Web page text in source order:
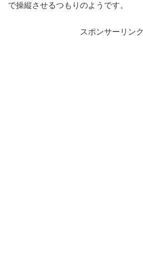
で操縦させるつもりのようです。
スポンサーリンク